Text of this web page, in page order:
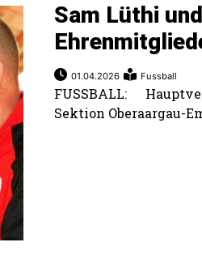
Sam Lüthi
01.04.2026 Fussball
FUSSBALL:
Sektion Oberaargau-